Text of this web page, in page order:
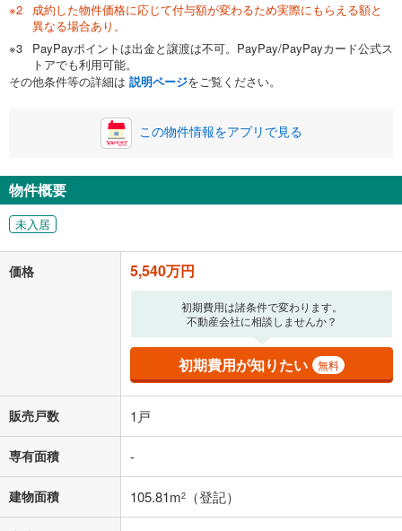
0万円 5,540万円
自己資金から住宅購入にかけられる金額を入力してくださ
い。一般的には物件価格の2割までが目安です。
閉じる
ボーナス
万円
0円
ナス時の増額分（1回分）を入力してください。
ボーナス払いの限度額は金融機関によって異なります。
閉じる
月々の返済額
「金利」については、ご利用を予定されている金融機関等にご確認の
る値は、実際の金融機関等における貸出金利とは何ら関係がなく、実際
の金融機関等における貸出金利を何ら保証するものではありません。返
済方法「元利均等返済」にて算出しております。入力された金利を35年
適用した場合の計算結果を表示しています。
その他月額費用や、初期費用がかかります。ご注意ください。実際にお
借り入れの際は各金融機関等に、必ずご自身でご確認をお願いいたしま
す。
条件によってお借り入れができないことがあります。
不動産会社に購入相談をする
成約した物件価格に応じて付与額が変わるため実際にもらえる額と
異なる場合あり。
PayPayポイントは出金と譲渡は不可。PayPay/PayPayカード公式ス
トアでも利用可能。
その他条件等の詳細は 説明ページをご覧ください。
この物件情報をアプリで見る
物件概要
未入居
価格 5,540万円
初期費用は諸条件で変わります。
不動産会社に相談しませんか？
初期費用が知りたい 無料
販売戸数 1戸
専有面積 -
建物面積 105.81m2 （登記）